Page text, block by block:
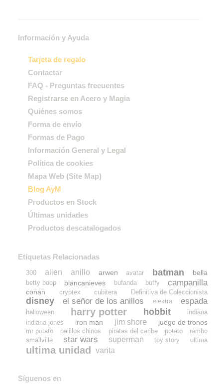
Información y Ayuda
Tarjeta de regalo
Contactar
FAQ - Preguntas frecuentes
Registrarse en Acero y Magia
Quiénes somos
Forma de envío
Formas de Pago
Información General y Legal
Política de cookies
Mapa Web (Site Map)
Blog AyM
Productos en Stock
Últimas unidades
Productos descatalogados
Etiquetas Relacionadas
300 alien anillo arwen avatar batman bella
betty boop blancanieves bufanda buffy campanilla
conan cryptex cubitera Definitiva de Coleccionista
disney el señor de los anillos elektra espada
halloween harry potter hobbit
indiana
indiana jones
iron man jim shore juego de tronos
mr potato palillos chinos piratas del caribe potato
rambo
smallville
star wars superman toy story ultima
ultima unidad varita
Síguenos en